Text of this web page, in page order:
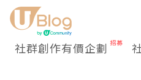
社群創作有價企劃